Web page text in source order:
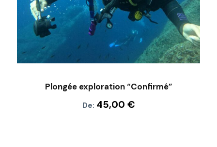
Plongée exploration “Confirmé”
De: 45,00 €